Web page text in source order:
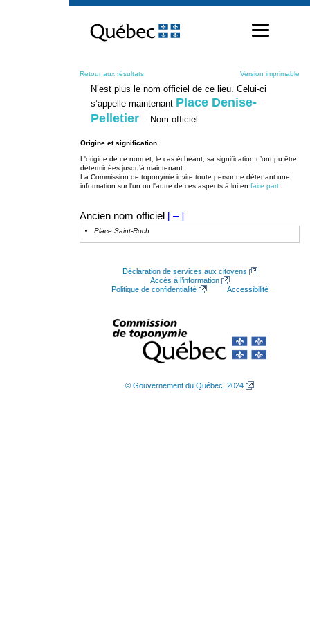
contenu
Retour aux résultats Version imprimable
N’est plus le nom officiel de ce lieu. Celui-ci
s’appelle maintenant Place Denise-
Pelletier - Nom officiel
Origine et signification
L'origine de ce nom et, le cas échéant, sa signification n’ont pu être
déterminées jusqu’à maintenant.
La Commission de toponymie invite toute personne détenant une
information sur l'un ou l'autre de ces aspects à lui en faire part
Ancien nom officiel [ – ]
Place Saint-Roch
Déclaration de services aux citoyens
Accès à l’information
Politique de confidentialité
Accessibilité
© Gouvernement du Québec, 2024